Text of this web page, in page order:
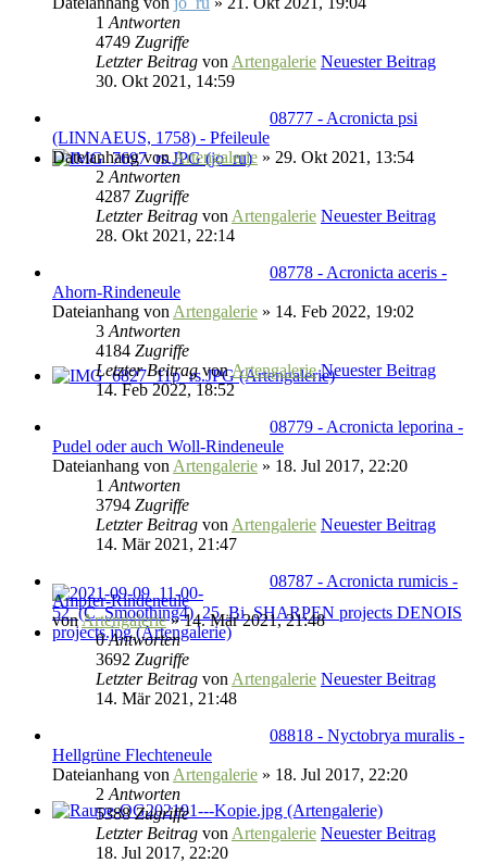
1 Antworten
4749 Zugriffe
Letzter Beitrag von Artengalerie Neuester Beitrag
30. Okt 2021, 14:59
08777 - Acronicta psi
(LINNAEUS, 1758) - Pfeileule
Dateianhangvon Artengalerie » 29. Okt 2021, 13:54
2 Antworten
4287 Zugriffe
Letzter Beitrag von Artengalerie Neuester Beitrag
28. Okt 2021, 22:14
08778 - Acronicta aceris -
Ahorn-Rindeneule
Dateianhang von Artengalerie » 14. Feb 2022, 19:02
3 Antworten
4184 Zugriffe
Letzter BeitragvonArtengalerie Neuester Beitrag
14. Feb 2022, 18:52
08779 - Acronicta leporina -
Pudel oder auch Woll-Rindeneule
Dateianhang von Artengalerie » 18. Jul 2017, 22:20
1 Antworten
3794 Zugriffe
Letzter Beitrag von Artengalerie Neuester Beitrag
14. Mär 2021, 21:47
08787 - Acronicta rumicis -
Ampfer-Rindeneule
vonArtengalerie» 14. Mär 2021, 21:48
0Antworten
3692 Zugriffe
Letzter Beitrag von Artengalerie Neuester Beitrag
14. Mär 2021, 21:48
08818 - Nyctobrya muralis -
Hellgrüne Flechteneule
Dateianhang von Artengalerie » 18. Jul 2017, 22:20
2 Antworten
5388Zugriffe
Letzter Beitrag von Artengalerie Neuester Beitrag
18. Jul 2017, 22:20